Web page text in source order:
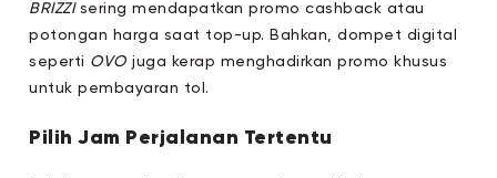
BRIZZIsering mendapatkan promo cashback atau
potongan harga saat top-up. Bahkan, dompet digital
seperti OVOjuga kerap menghadirkan promo khusus
untuk pembayaran tol.
Pilih Jam Perjalanan Tertentu